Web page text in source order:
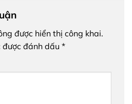
được hiển thị công khai.
đánh dấu *